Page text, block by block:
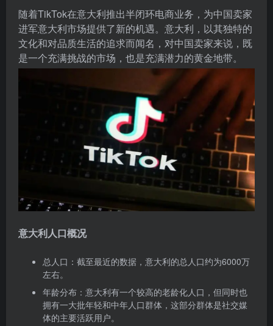
随着TikTok在意大利推出半闭环电商业务，为中国卖家
进军意大利市场提供了新的机遇。意大利，以其独特的
文化和对品质生活的追求而闻名，对中国卖家来说，既
是一个充满挑战的市场，也是充满潜力的黄金地带。
意大利人口概况
总人口：截至最近的数据，意大利的总人口约为6000万
左右。
年龄分布：意大利有一个较高的老龄化人口，但同时也
拥有一大批年轻和中年人口群体，这部分群体是社交媒
体的主要活跃用户。